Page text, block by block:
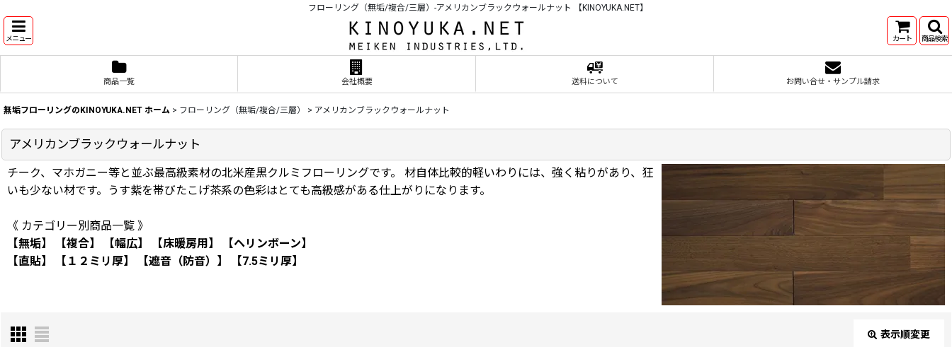
フローリング（無垢/複合/三層）-アメリカンブラックウォールナット 【KINOYUKA.NET】
メニュー カート 商品検索
商品一覧 会社概要 送料について お問い合せ・サンプル請求
無垢フローリングのKINOYUKA.NET ホーム > フローリング（無垢/複合/三層） > アメリカンブラックウォールナット
アメリカンブラックウォールナット
チーク、マホガニー等と並ぶ最高級素材の北米産黒クルミフローリングです。 材自体比較的軽いわりには、強く粘りがあり、狂
いも少ない材です。うす紫を帯びたこげ茶系の色彩はとても高級感がある仕上がりになります。
《 カテゴリー別商品一覧 》
【無垢】
【複合】 【幅広】 【床暖房用】
【ヘリンボーン】
【直貼】
【１２ミリ厚】 【遮音（防音）】 【7.5ミリ厚】
表示順変更